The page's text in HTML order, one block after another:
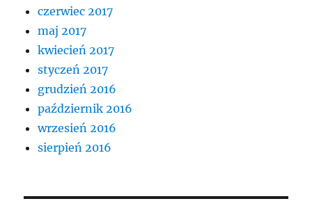
czerwiec 2017
maj 2017
kwiecień 2017
styczeń 2017
grudzień 2016
październik 2016
wrzesień 2016
sierpień 2016